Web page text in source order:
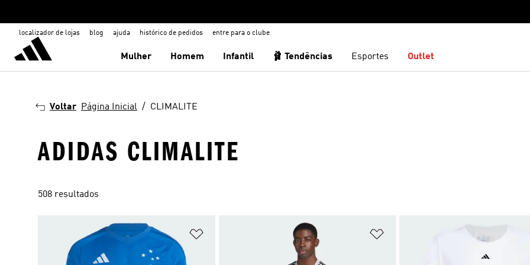
localizador de lojas blog ajuda histórico de pedidos entre para o clube
Mulher Homem Infantil 🩰 Tendências Esportes Outlet
Voltar Página Inicial CLIMALITE
ADIDAS CLIMALITE
508 resultados
Adicionar à Lista de Desejos